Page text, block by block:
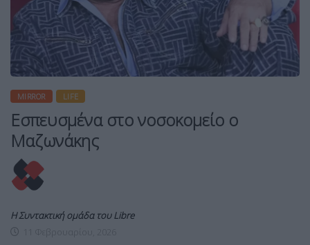
MIRROR LIFE
Εσπευσμένα στο νοσοκομείο ο
Μαζωνάκης
Η Συντακτική ομάδα του Libre